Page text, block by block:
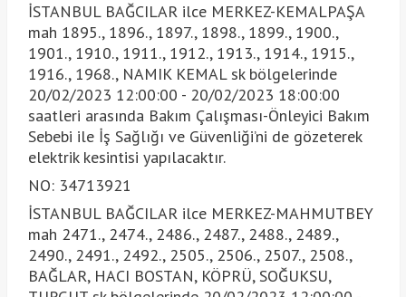
İSTANBUL BAĞCILAR ilce MERKEZ-KEMALPAŞA
mah 1895., 1896., 1897., 1898., 1899., 1900.,
1901., 1910., 1911., 1912., 1913., 1914., 1915.,
1916., 1968., NAMIK KEMAL sk bölgelerinde
20/02/2023 12:00:00 - 20/02/2023 18:00:00
saatleri arasında Bakım Çalışması-Önleyici Bakım
Sebebi ile İş Sağlığı ve Güvenliği’ni de gözeterek
elektrik kesintisi yapılacaktır.
NO: 34713921
İSTANBUL BAĞCILAR ilce MERKEZ-MAHMUTBEY
mah 2471., 2474., 2486., 2487., 2488., 2489.,
2490., 2491., 2492., 2505., 2506., 2507., 2508.,
BAĞLAR, HACI BOSTAN, KÖPRÜ, SOĞUKSU,